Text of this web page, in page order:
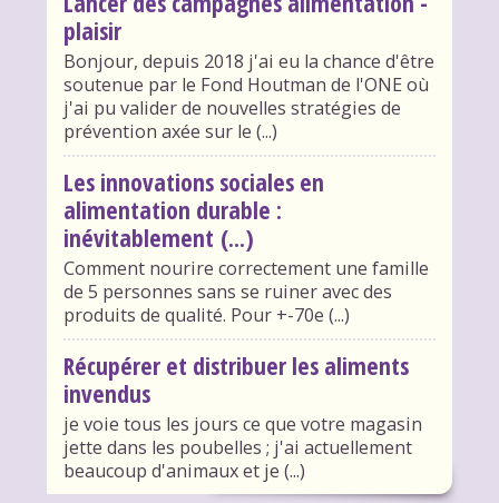
plaisir
Bonjour, depuis 2018 j'ai eu la chance d'être
soutenue par le Fond Houtman de l'ONE où
j'ai pu valider de nouvelles stratégies de
prévention axée sur le (...)
Les innovations sociales en
alimentation durable :
inévitablement (...)
Comment nourire correctement une famille
de 5 personnes sans se ruiner avec des
produits de qualité. Pour +-70e (...)
Récupérer et distribuer les aliments
invendus
je voie tous les jours ce que votre magasin
jette dans les poubelles ; j'ai actuellement
beaucoup d'animaux et je (...)